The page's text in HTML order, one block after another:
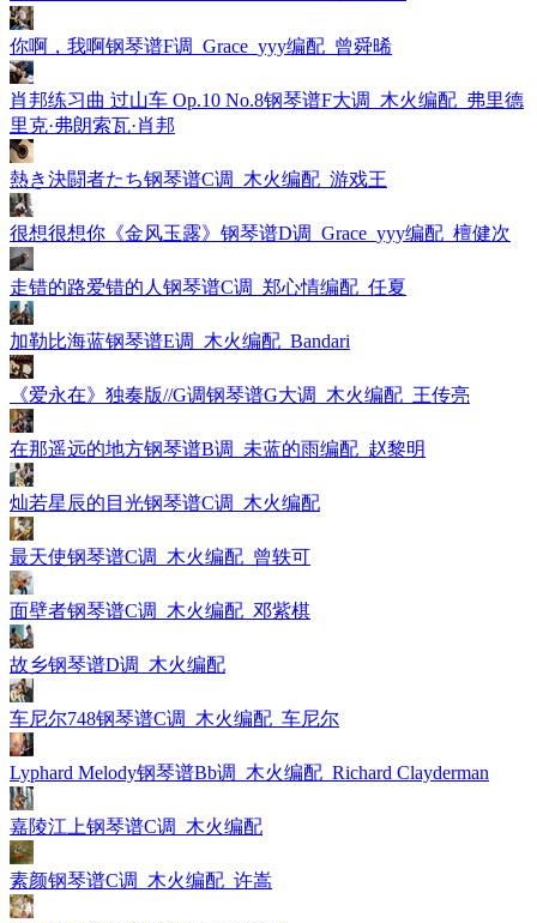
你啊，我啊钢琴谱F调_Grace_yyy编配_曾舜晞
肖邦练习曲 过山车 Op.10 No.8钢琴谱F大调_木火编配_弗里德
里克·弗朗索瓦·肖邦
熱き決闘者たち钢琴谱C调_木火编配_游戏王
很想很想你《金风玉露》钢琴谱D调_Grace_yyy编配_檀健次
走错的路爱错的人钢琴谱C调_郑心情编配_任夏
加勒比海蓝钢琴谱E调_木火编配_Bandari
《爱永在》独奏版//G调钢琴谱G大调_木火编配_王传亮
在那遥远的地方钢琴谱B调_未蓝的雨编配_赵黎明
灿若星辰的目光钢琴谱C调_木火编配
最天使钢琴谱C调_木火编配_曾轶可
面壁者钢琴谱C调_木火编配_邓紫棋
故乡钢琴谱D调_木火编配
车尼尔748钢琴谱C调_木火编配_车尼尔
Lyphard Melody钢琴谱Bb调_木火编配_Richard Clayderman
嘉陵江上钢琴谱C调_木火编配
素颜钢琴谱C调_木火编配_许嵩